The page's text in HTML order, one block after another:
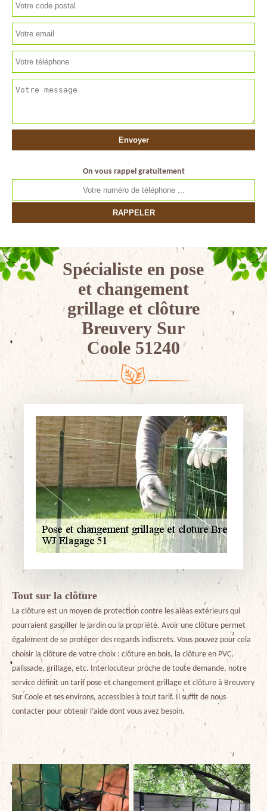
On vous rappel gratuitement
Spécialiste en pose
et changement
grillage et clôture
Breuvery Sur
Coole 51240
Tout sur la clôture
La clôture est un moyen de protection contre les aléas extérieurs qui
pourraient gaspiller le jardin ou la propriété. Avoir une clôture permet
également de se protéger des regards indiscrets. Vous pouvez pour cela
choisir la clôture de votre choix : clôture en bois, la clôture en PVC,
palissade, grillage, etc. Interlocuteur proche de toute demande, notre
service définit un tarif pose et changement grillage et clôture à Breuvery
Sur Coole et ses environs, accessibles à tout tarif. Il suffit de nous
contacter pour obtenir l’aide dont vous avez besoin.